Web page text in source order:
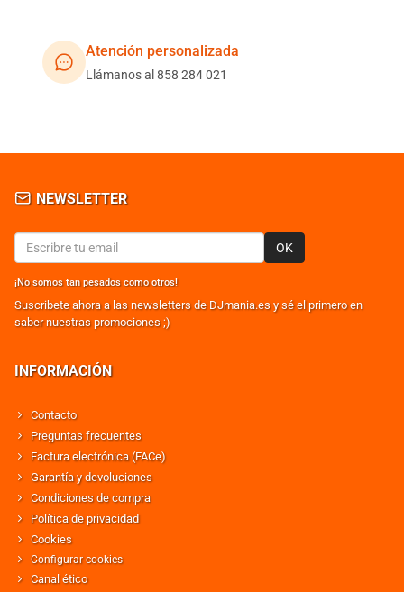
Atención personalizada
Llámanos al 858 284 021
NEWSLETTER
OK
¡No somos tan pesados como otros!
Suscribete ahora a las newsletters de DJmania.es y sé el primero en
saber nuestras promociones ;)
INFORMACIÓN
Contacto
Preguntas frecuentes
Factura electrónica (FACe)
Garantía y devoluciones
Condiciones de compra
Política de privacidad
Cookies
Configurar cookies
Canal ético